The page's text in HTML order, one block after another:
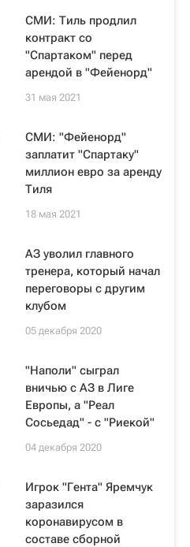
СМИ: Тиль продлил
контракт со
"Спартаком" перед
арендой в "Фейенорд"
31 мая 2021
СМИ: "Фейенорд"
заплатит "Спартаку"
миллион евро за аренду
Тиля
18 мая 2021
АЗ уволил главного
тренера, который начал
переговоры с другим
клубом
05 декабря 2020
"Наполи" сыграл
вничью с АЗ в Лиге
Европы, а "Реал
Сосьедад" - с "Риекой"
04 декабря 2020
Игрок "Гента" Яремчук
заразился
коронавирусом в
составе сборной